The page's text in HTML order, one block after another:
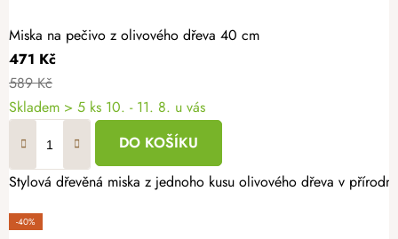
Miska na pečivo z olivového dřeva 40 cm
471 Kč
589 Kč
Skladem > 5 ks 10. - 11. 8. u vás
DO KOŠÍKU
Stylová dřevěná miska z jednoho kusu olivového dřeva v
-40%